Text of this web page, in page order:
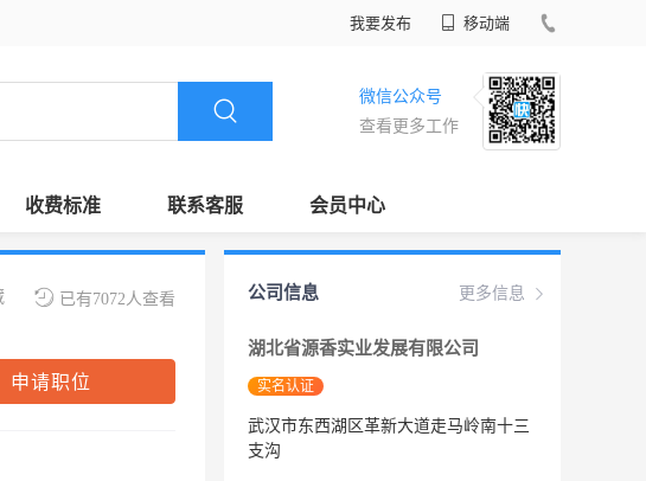
我要发布 移动端
微信公众号
查看更多工作
收费标准 联系客服 会员中心
已有7072人查看
申请职位
更多信息
公司信息
湖北省源香实业发展有限公司
实名认证
武汉市东西湖区革新大道走马岭南十三
支沟